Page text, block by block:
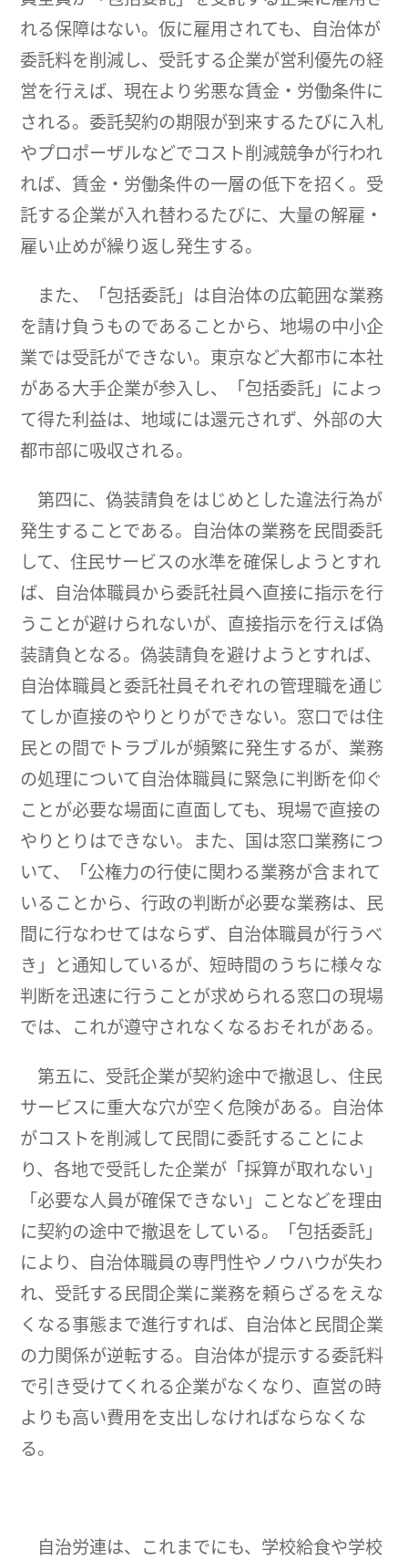
れる保障はない。仮に雇用されても、自治体が
委託料を削減し、受託する企業が営利優先の経
営を行えば、現在より劣悪な賃金・労働条件に
される。委託契約の期限が到来するたびに入札
やプロポーザルなどでコスト削減競争が行われ
れば、賃金・労働条件の一層の低下を招く。受
託する企業が入れ替わるたびに、大量の解雇・
雇い止めが繰り返し発生する。
また、「包括委託」は自治体の広範囲な業務
を請け負うものであることから、地場の中小企
業では受託ができない。東京など大都市に本社
がある大手企業が参入し、「包括委託」によっ
て得た利益は、地域には還元されず、外部の大
都市部に吸収される。
第四に、偽装請負をはじめとした違法行為が
発生することである。自治体の業務を民間委託
して、住民サービスの水準を確保しようとすれ
ば、自治体職員から委託社員へ直接に指示を行
うことが避けられないが、直接指示を行えば偽
装請負となる。偽装請負を避けようとすれば、
自治体職員と委託社員それぞれの管理職を通じ
てしか直接のやりとりができない。窓口では住
民との間でトラブルが頻繁に発生するが、業務
の処理について自治体職員に緊急に判断を仰ぐ
ことが必要な場面に直面しても、現場で直接の
やりとりはできない。また、国は窓口業務につ
いて、「公権力の行使に関わる業務が含まれて
いることから、行政の判断が必要な業務は、民
間に行なわせてはならず、自治体職員が行うべ
き」と通知しているが、短時間のうちに様々な
判断を迅速に行うことが求められる窓口の現場
では、これが遵守されなくなるおそれがある。
第五に、受託企業が契約途中で撤退し、住民
サービスに重大な穴が空く危険がある。自治体
がコストを削減して民間に委託することによ
り、各地で受託した企業が「採算が取れない」
「必要な人員が確保できない」ことなどを理由
に契約の途中で撤退をしている。「包括委託」
により、自治体職員の専門性やノウハウが失わ
れ、受託する民間企業に業務を頼らざるをえな
くなる事態まで進行すれば、自治体と民間企業
の力関係が逆転する。自治体が提示する委託料
で引き受けてくれる企業がなくなり、直営の時
よりも高い費用を支出しなければならなくな
る。
自治労連は、これまでにも、学校給食や学校